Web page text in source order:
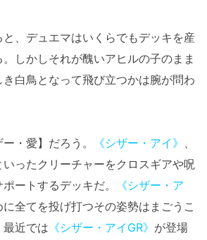
、デュエマはいくらでもデッキを産
しかしそれが醜いアヒルの子のまま
白鳥となって飛び立つかは腕が問わ
・愛】だろう。 《シザー・アイ》 、
いったクリーチャーをクロスギアや呪
ートするデッキだ。
《シザー・ア
全てを投げ打つその姿勢はまごうこ
最近では 《シザー・アイGR》 が登場